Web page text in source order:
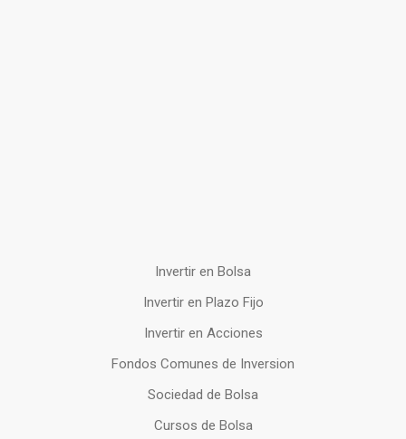
Invertir en Bolsa
Invertir en Plazo Fijo
Invertir en Acciones
Fondos Comunes de Inversion
Sociedad de Bolsa
Cursos de Bolsa